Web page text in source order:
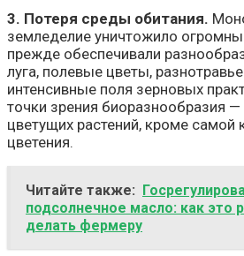
3. Потеря среды обитания.
земледелие уничтожило
прежде обеспечивали
луга, полевые цветы,
интенсивные поля зерновых
точки зрения биоразнообразия —
цветущих растений, кроме самой
цветения.
Читайте также:
подсолнечное масло: как это
делать фермеру